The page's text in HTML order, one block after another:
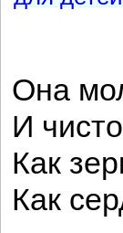
Она
И
Как
Как